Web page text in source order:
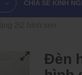
Đèn
CHIA SẺ KINH